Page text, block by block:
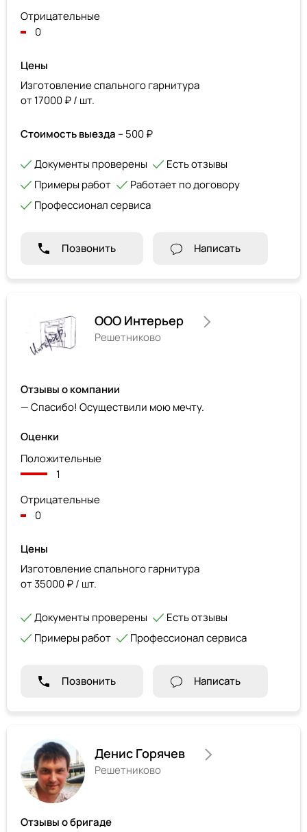
Отрицательные
0
Цены
Изготовление спального гарнитура
от 17000 ₽ / шт.
Стоимость выезда – 500 ₽
Документы проверены
Есть отзывы
Примеры работ
Работает по договору
Профессионал сервиса
Позвонить Написать
ООО Интерьер
Решетниково
Отзывы о компании
— Спасибо! Осуществили мою мечту.
Оценки
Положительные
1
Отрицательные
0
Цены
Изготовление спального гарнитура
от 35000 ₽ / шт.
Документы проверены
Есть отзывы
Примеры работ
Профессионал сервиса
Позвонить Написать
Денис Горячев
Решетниково
Отзывы о бригаде